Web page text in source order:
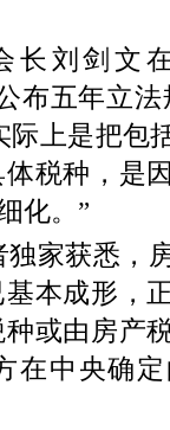
长刘剑文
布五年立
际上是把包
税种，是
化。”
家获悉，
本成形，
或由房产
在中央确